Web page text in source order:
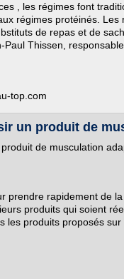
, les régimes font
régimes protéinés.
de repas et de
Paul Thissen,
top.com
un produit de
de musculation
prendre rapidement de
produits qui soient
les produits proposés